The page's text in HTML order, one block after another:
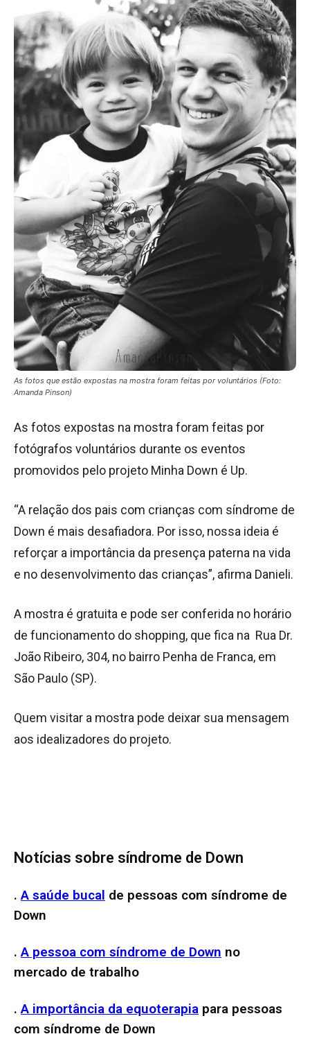
As fotos que estão expostas na mostra foram feitas por voluntários (Foto:
Amanda Pinson)
As fotos expostas na mostra foram feitas por
fotógrafos voluntários durante os eventos
promovidos pelo projeto Minha Down é Up.
“A relação dos pais com crianças com síndrome de
Down é mais desafiadora. Por isso, nossa ideia é
reforçar a importância da presença paterna na vida
e no desenvolvimento das crianças”, afirma Danieli.
A mostra é gratuita e pode ser conferida no horário
de funcionamento do shopping, que fica na Rua Dr.
João Ribeiro, 304, no bairro Penha de Franca, em
São Paulo (SP).
Quem visitar a mostra pode deixar sua mensagem
aos idealizadores do projeto.
Notícias sobre síndrome de Down
.A saúde bucal de pessoas com síndrome de
Down
.A pessoa com síndrome de Down no
mercado de trabalho
.A importância da equoterapia para pessoas
com síndrome de Down